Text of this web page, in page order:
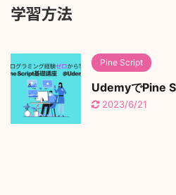
学習方法
Pine Script
UdemyでPine
2023/6/21